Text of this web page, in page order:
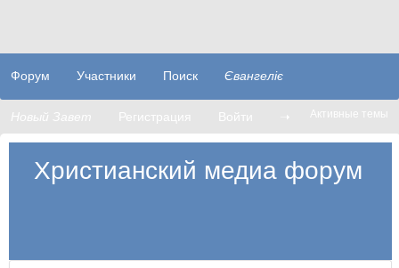
Христианский медиа форум
Форум Участники Поиск Євангеліє
Новый Завет Регистрация Войти ➝ Активные темы